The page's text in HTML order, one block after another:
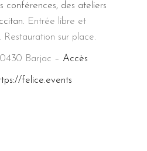
conférences, des ateliers
Entrée libre et
Restauration sur place.
Barjac – Accès
felice.events